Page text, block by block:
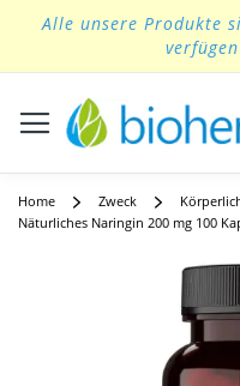
to
Alle unsere Produkte
Home Zweck
Näturliches Naringin 200 mg 100